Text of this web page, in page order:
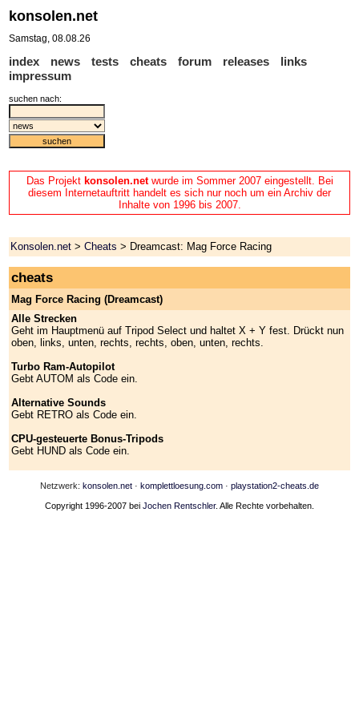
Das Projekt konsolen.netwurde im Sommer 2007 eingestellt. Bei
diesem Internetauftritt handelt es sich nur noch um ein Archiv der
Inhalte von 1996 bis 2007.
Konsolen.net >Cheats > Dreamcast: Mag Force Racing
cheats
Mag Force Racing (Dreamcast)
Alle Strecken
Geht im Hauptmenü auf Tripod Select und haltet X + Y fest. Drückt nun
oben, links, unten, rechts, rechts, oben, unten, rechts.
Turbo Ram-Autopilot
Gebt AUTOM als Code ein.
Alternative Sounds
Gebt RETRO als Code ein.
CPU-gesteuerte Bonus-Tripods
Gebt HUND als Code ein.
Netzwerk: konsolen.net · komplettloesung.com · playstation2-cheats.de
Copyright 1996-2007 bei Jochen Rentschler. Alle Rechte vorbehalten.
konsolen.net
Samstag, 08.08.26
index news tests cheats forum releases
links
impressum
suchen nach: